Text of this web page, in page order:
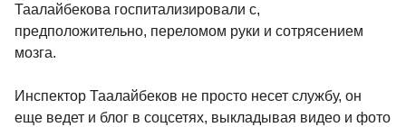
Таалайбекова госпитализировали с,
предположительно, переломом руки и сотрясением
мозга.
Инспектор Таалайбеков не просто несет службу, он
еще ведет и блог в соцсетях, выкладывая видео и фото